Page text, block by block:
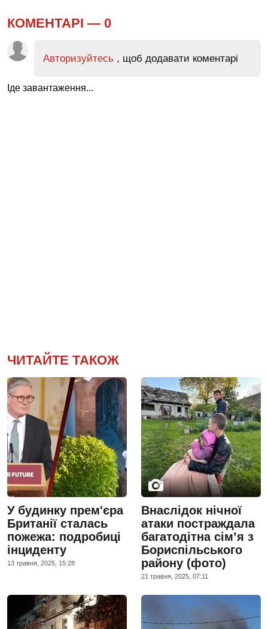
КОМЕНТАРІ — 0
Авторизуйтесь , щоб додавати коментарі
Іде завантаження...
ЧИТАЙТЕ ТАКОЖ
У будинку прем'єра
Британії сталась
пожежа: подробиці
інциденту
13 травня, 2025, 15:28
Внаслідок нічної
атаки постраждала
багатодітна сім’я з
Бориспільського
району (фото)
21 травня, 2025, 07:11